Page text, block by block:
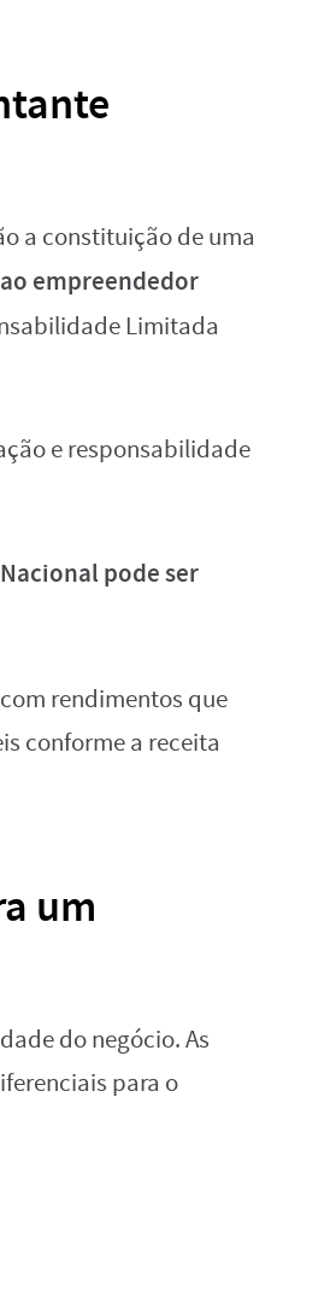
a constituição de uma
empreendedor
Limitada
e responsabilidade
pode ser
rendimentos que
conforme a receita
um
do negócio. As
para o